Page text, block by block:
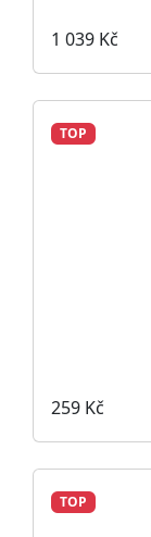
1 039 Kč
TOP
259 Kč
TOP